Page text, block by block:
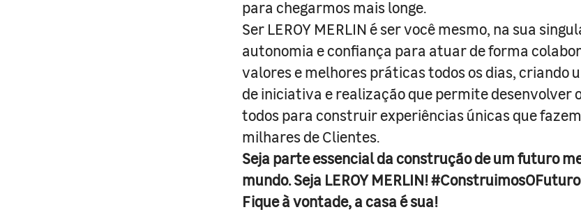
para chegarmos mais longe.
Ser LEROY MERLIN é ser você mesmo, na sua
autonomia e confiança para atuar de forma
valores e melhores práticas todos os dias, criando
de iniciativa e realização que permite desenvolver
todos para construir experiências únicas que
milhares de Clientes.
Seja parte essencial da construção de um futuro
mundo. Seja LEROY MERLIN! #ConstruimosOFuturo
Fique à vontade, a casa é sua!